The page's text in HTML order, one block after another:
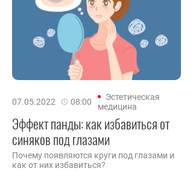
07.05.2022 08:00
Эстетическая
медицина
Эффект панды: как избавиться от
синяков под глазами
Почему появляются круги под глазами и
как от них избавиться?